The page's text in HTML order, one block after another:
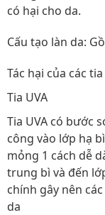
có hại cho da.
Cấu tạo làn da:
Tác hại của các
Tia UVA
Tia UVA có bước
công vào lớp hạ
mỏng 1 cách dễ
trung bì và đến
chính gây nên
da